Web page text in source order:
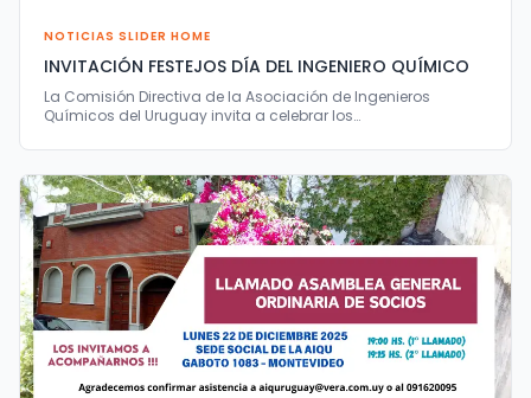
NOTICIAS SLIDER HOME
INVITACIÓN FESTEJOS DÍA DEL INGENIERO QUÍMICO
La Comisión Directiva de la Asociación de Ingenieros
Químicos del Uruguay invita a celebrar los…